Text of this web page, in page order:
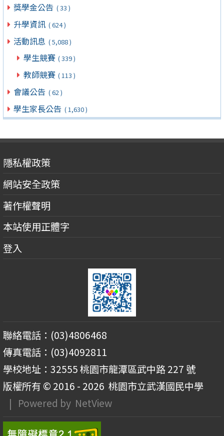
獎學金公告 ( 33 )
升學資訊 ( 624 )
活動訊息 ( 5,088 )
學生競賽 ( 339 )
教師競賽 ( 113 )
會議公告 ( 62 )
學生家長公告 ( 1,630 )
隱私權政策
網站安全政策
著作權聲明
本站使用正體字
登入
聯絡電話：(03)4806468
傳真電話：(03)4092811
學校地址：32555 桃園市龍潭區武中路 227 號
版權所有 © 2016 - 2026 桃園市立武漢國民中學
| Powered by NetView